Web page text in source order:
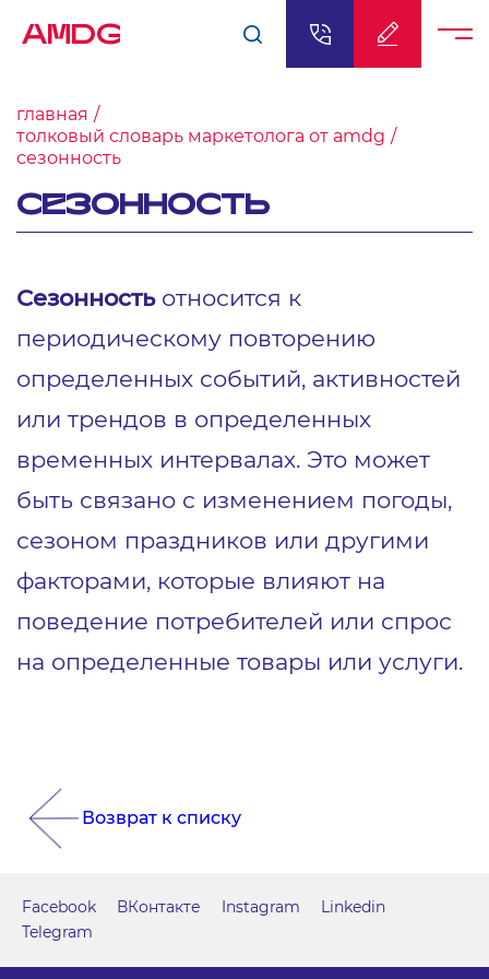
AMDG
главная
толковый словарь маркетолога от amdg
сезонность
СЕЗОННОСТЬ
Сезонностьотносится к
периодическому повторению
определенных событий, активностей
или трендов в определенных
временных интервалах. Это может
быть связано с изменением погоды,
сезоном праздников или другими
факторами, которые влияют на
поведение потребителей или спрос
на определенные товары или услуги.
Возврат к списку
Facebook ВКонтакте Instagram
Linkedin
Telegram